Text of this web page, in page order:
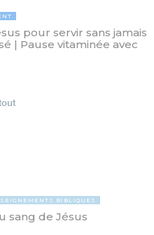
pour servir sans jamais
| Pause vitaminée avec
BIBLIQUES
sang de Jésus